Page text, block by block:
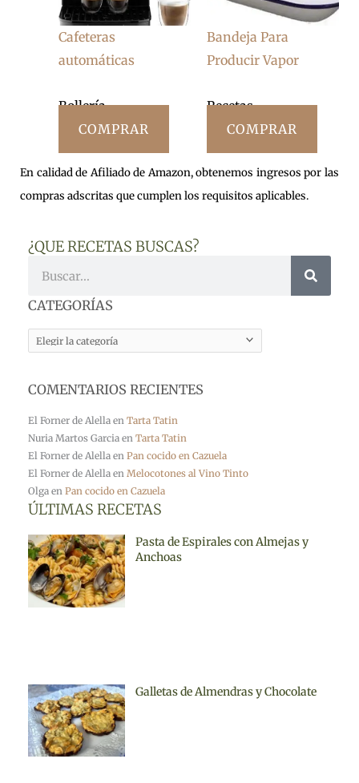
Cafeteras
automáticas
Bollería
COMPRAR
Bandeja Para
Producir Vapor
Recetas
COMPRAR
En calidad de Afiliado de Amazon, obtenemos ingresos por las
compras adscritas que cumplen los requisitos aplicables.
¿QUE RECETAS BUSCAS?
CATEGORÍAS
CATEGORÍAS
COMENTARIOS RECIENTES
El Forner de Alella en Tarta Tatin
Nuria Martos Garcia en Tarta Tatin
El Forner de Alella en Pan cocido en Cazuela
El Forner de Alella en Melocotones al Vino Tinto
Olga en Pan cocido en Cazuela
ÚLTIMAS RECETAS
Pasta de Espirales con Almejas y
Anchoas
Galletas de Almendras y Chocolate